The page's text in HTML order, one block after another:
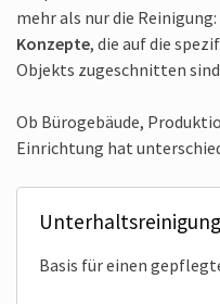
mehr als nur die
Konzepte, die auf die
Objekts zugeschnitten
Ob Bürogebäude,
Einrichtung hat
Unterhalts­reinigung
Basis für einen